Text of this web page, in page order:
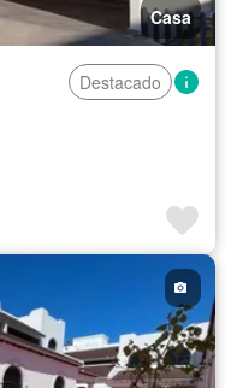
Casa
Destacado